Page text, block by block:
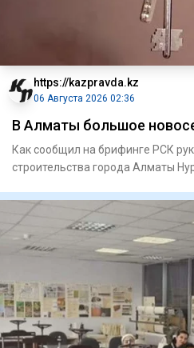
https://kazpravda.kz
06 Августа 2026 02:36
В Алматы большое
Как сообщил на брифинге РСК
строи­тельства города Алматы